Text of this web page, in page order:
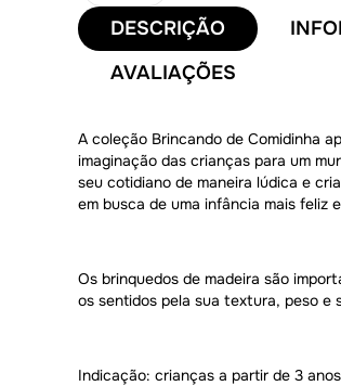
DESCRIÇÃO
AVALIAÇÕES
A coleção Brincando de Comidinha
imaginação das crianças para um
seu cotidiano de maneira lúdica e
em busca de uma infância mais feliz
Os brinquedos de madeira são
os sentidos pela sua textura, peso e
Indicação: crianças a partir de 3